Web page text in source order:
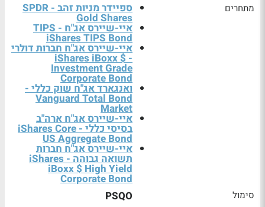
מתחרים
ספיידר מניות זהב - SPDR
Gold Shares
איי-שיירס אג"ח TIPS -
iShares TIPS Bond
איי-שיירס אג"ח חברות דולרי
- iShares iBoxx $
Investment Grade
Corporate Bond
ואנגארד אג"ח שוק כללי -
Vanguard Total Bond
Market
איי-שיירס אג"ח ארה"ב
בסיסי כללי - iShares Core
US Aggregate Bond
איי-שיירס אג"ח חברות
תשואה גבוהה - iShares
iBoxx $ High Yield
Corporate Bond
סימול PSQO